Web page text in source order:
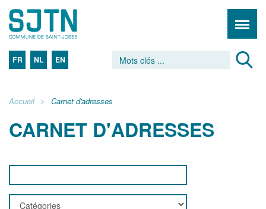
FR NL EN
Accueil Carnet d'adresses
CARNET D'ADRESSES